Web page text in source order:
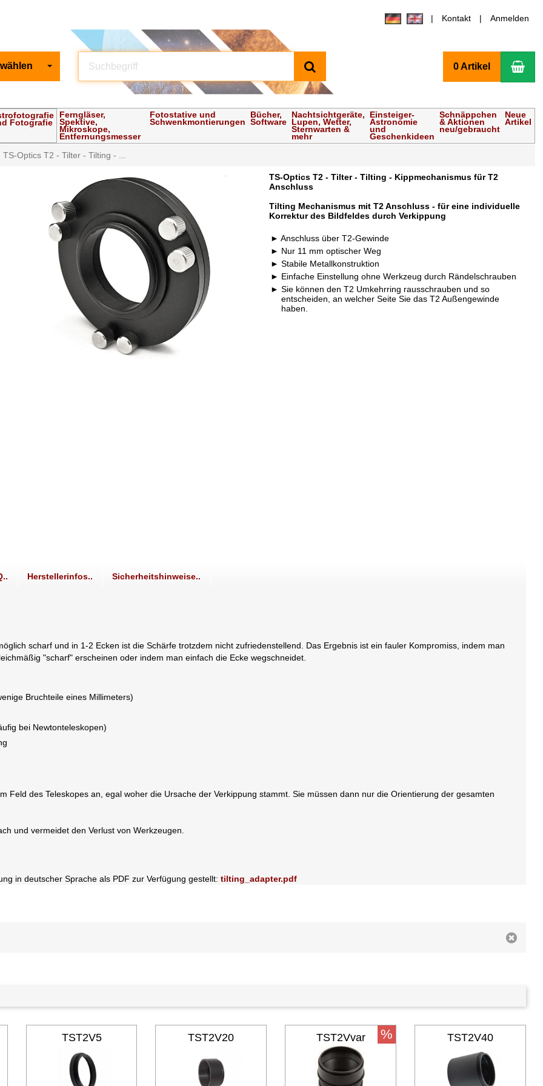
Kontakt Anmelden
0 Artikel
Fotografie
Ferngläser,
Spektive,
Mikroskope,
Entfernungsmesser
Fotostative und
Schwenkmontierungen
Bücher,
Software
Nachtsichtgeräte,
Lupen, Wetter,
Sternwarten &
mehr
Einsteiger-
Astronomie
und
Geschenkideen
Schnäppchen
& Aktionen
neu/gebraucht
Neue
Artikel
TS-Optics T2 - Tilter - Tilting - ...
TS-Optics T2 - Tilter - Tilting - Kippmechanismus für T2
Anschluss
Tilting Mechanismus mit T2 Anschluss - für eine individuelle
Korrektur des Bildfeldes durch Verkippung
Anschluss über T2-Gewinde
Nur 11 mm optischer Weg
Stabile Metallkonstruktion
Einfache Einstellung ohne Werkzeug durch Rändelschrauben
Sie können den T2 Umkehrring rausschrauben und so
entscheiden, an welcher Seite Sie das T2 Außengewinde
haben.
Herstellerinfos.. Sicherheitshinweise..
scharf und in 1-2 Ecken ist die Schärfe trotzdem nicht zufriedenstellend. Das Ergebnis ist ein fauler Kompromiss, indem man
"scharf" erscheinen oder indem man einfach die Ecke wegschneidet.
Bruchteile eines Millimeters)
bei Newtonteleskopen)
Feld des Teleskopes an, egal woher die Ursache der Verkippung stammt. Sie müssen dann nur die Orientierung der gesamten
und vermeidet den Verlust von Werkzeugen.
in deutscher Sprache als PDF zur Verfügung gestellt:tilting_adapter.pdf
TST2V5 TST2V20 TST2Vvar % TST2V40